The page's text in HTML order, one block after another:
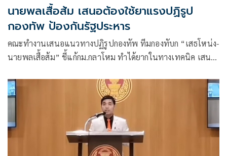
นายพลเสื้อส้ม เสนอต้องใช้ยาแรงปฏิรูป
กองทัพ ป้องกันรัฐประหาร
คณะทำงานเสนอแนวทางปฏิรูปกองทัพ ทีมกองทับก “เสธโหน่ง-
นายพลเสื้อส้ม” ชี้แก้กม.กลาโหม ทำได้ยากในทางเทคนิค เสนอ
อัยการศึก -ให้ผู้นำเหล่าทัพตั้งทหารได้แค่สองระดับ ไม่ให้ถึง
ระดับผู้การกรม-ผู้พัน เผยเตรียมชงพิมพ์เขียว ยกเครื่องท็อปบู๊ต
ครั้งใหญ่ ชง ”บิ๊กต่อ-เจริญชัย ผบ.ทบ.”